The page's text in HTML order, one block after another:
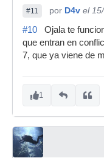
#11 por D4v el
#10 Ojala te
que entran en
7, que ya viene de
1